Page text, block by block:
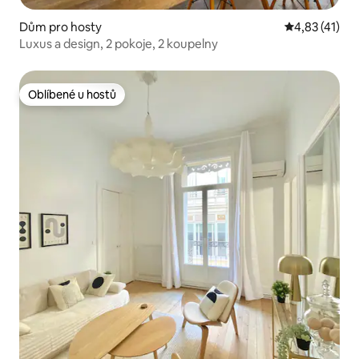
Dům pro hosty Průměrné
4,83 (41)
Luxus a design, 2 pokoje, 2 koupelny
Oblíbené u hostů
Oblíbené u hostů